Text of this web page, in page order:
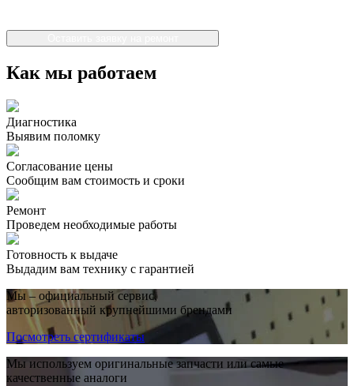
Как мы работаем
Диагностика
Выявим поломку
Согласование цены
Сообщим вам стоимость и сроки
Ремонт
Проведем необходимые работы
Готовность к выдаче
Выдадим вам технику с гарантией
Мы – официальный сервис,
авторизованный крупнейшими брендами
Посмотреть сертификаты
Мы используем оригинальные запчасти или самые
качественные аналоги